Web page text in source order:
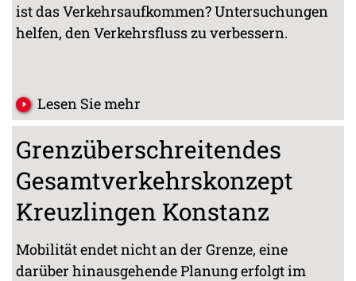
ist das Verkehrsaufkommen? Untersuchungen
helfen, den Verkehrsfluss zu verbessern.
Lesen Sie mehr
Grenzüberschreitendes
Gesamtverkehrskonzept
Kreuzlingen Konstanz
Mobilität endet nicht an der Grenze, eine
darüber hinausgehende Planung erfolgt im